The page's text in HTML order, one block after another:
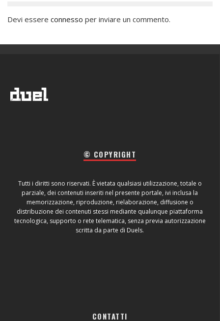
Devi essere connesso per inviare un commento.
© COPYRIGHT
Tutti i diritti sono riservati. È vietata qualsiasi utilizzazione, totale o
parziale, dei contenuti inseriti nel presente portale, ivi inclusa la
memorizzazione, riproduzione, rielaborazione, diffusione o
distribuzione dei contenuti stessi mediante qualunque piattaforma
tecnologica, supporto o rete telematica, senza previa autorizzazione
scritta da parte di Duels.
CONTATTI